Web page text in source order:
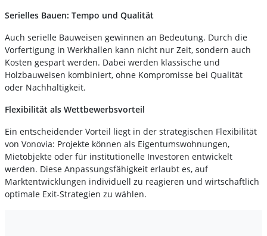
Serielles Bauen: Tempo und Qualität
Auch serielle Bauweisen gewinnen an Bedeutung. Durch die
Vorfertigung in Werkhallen kann nicht nur Zeit, sondern auch
Kosten gespart werden. Dabei werden klassische und
Holzbauweisen kombiniert, ohne Kompromisse bei Qualität
oder Nachhaltigkeit.
Flexibilität als Wettbewerbsvorteil
Ein entscheidender Vorteil liegt in der strategischen Flexibilität
von Vonovia: Projekte können als Eigentumswohnungen,
Mietobjekte oder für institutionelle Investoren entwickelt
werden. Diese Anpassungsfähigkeit erlaubt es, auf
Marktentwicklungen individuell zu reagieren und wirtschaftlich
optimale Exit-Strategien zu wählen.